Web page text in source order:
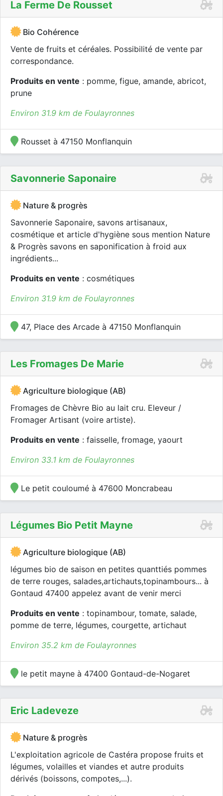
La Ferme De Rousset
Bio Cohérence
Vente de fruits et céréales. Possibilité de vente par
correspondance.
Produits en vente : pomme, figue, amande, abricot,
prune
Environ 31.9 km de Foulayronnes
Rousset à 47150 Monflanquin
Savonnerie Saponaire
Nature & progrès
Savonnerie Saponaire, savons artisanaux,
cosmétique et article d'hygiène sous mention Nature
& Progrès savons en saponification à froid aux
ingrédients...
Produits en vente : cosmétiques
Environ 31.9 km de Foulayronnes
47, Place des Arcade à 47150 Monflanquin
Les Fromages De Marie
Agriculture biologique (AB)
Fromages de Chèvre Bio au lait cru. Eleveur /
Fromager Artisant (voire artiste).
Produits en vente : faisselle, fromage, yaourt
Environ 33.1 km de Foulayronnes
Le petit couloumé à 47600 Moncrabeau
Légumes Bio Petit Mayne
Agriculture biologique (AB)
légumes bio de saison en petites quanttiés pommes
de terre rouges, salades,artichauts,topinambours... à
Gontaud 47400 appelez avant de venir merci
Produits en vente : topinambour, tomate, salade,
pomme de terre, légumes, courgette, artichaut
Environ 35.2 km de Foulayronnes
le petit mayne à 47400 Gontaud-de-Nogaret
Eric Ladeveze
Nature & progrès
L'exploitation agricole de Castéra propose fruits et
légumes, volailles et viandes et autre produits
dérivés (boissons, compotes,...).